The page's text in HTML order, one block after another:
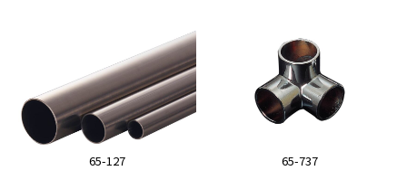
65-127 65-737